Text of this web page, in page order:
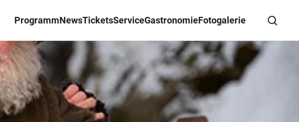
ProgrammNewsTicketsServiceGastronomieFotogalerie
Suche schließen
Wegbeschreibung erhalten